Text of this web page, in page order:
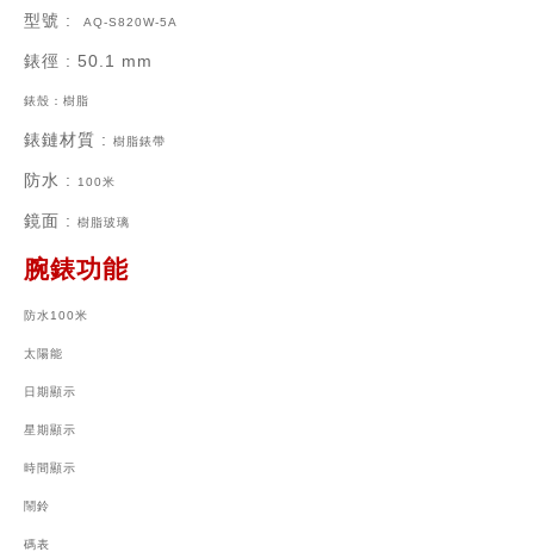
型號 : AQ-S820W-5A
錶徑 : 50.1 mm
錶殼：樹脂
錶鏈材質 : 樹脂錶帶
防水 : 100米
鏡面 : 樹脂玻璃
腕錶功能
防水100米
太陽能
日期顯示
星期顯示
時間顯示
鬧鈴
碼表